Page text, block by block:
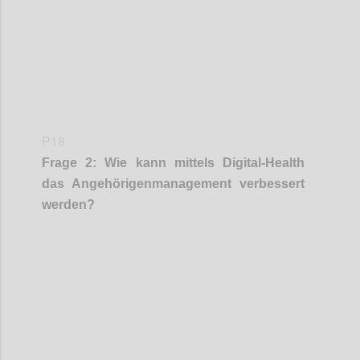
Frage 2:Wie kann mittels
Digital-Health
das Angehörigenmanagement verbessert
werden?